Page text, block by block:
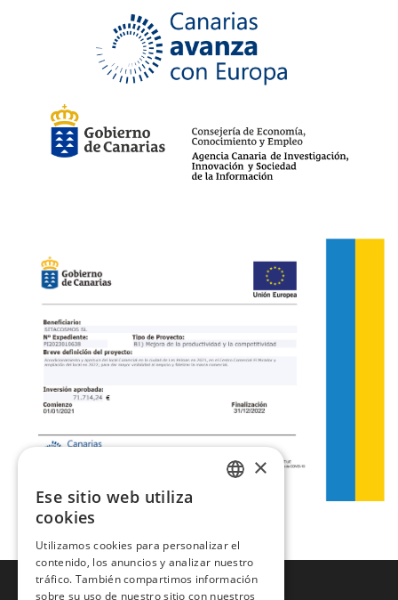
W32-L32
W33-L32 (1)
W34-L32
(1)
×
Ese sitio web utiliza
cookies
Utilizamos cookies para personalizar el
contenido, los anuncios y analizar nuestro
tráfico. También compartimos información
sobre su uso de nuestro sitio con nuestros